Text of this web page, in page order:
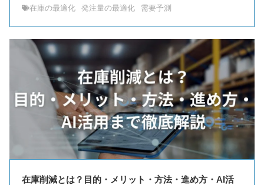
在庫の最適化 発注量の最適化 需要予測
在庫削減とは？目的・メリット・方法・進め方・AI活